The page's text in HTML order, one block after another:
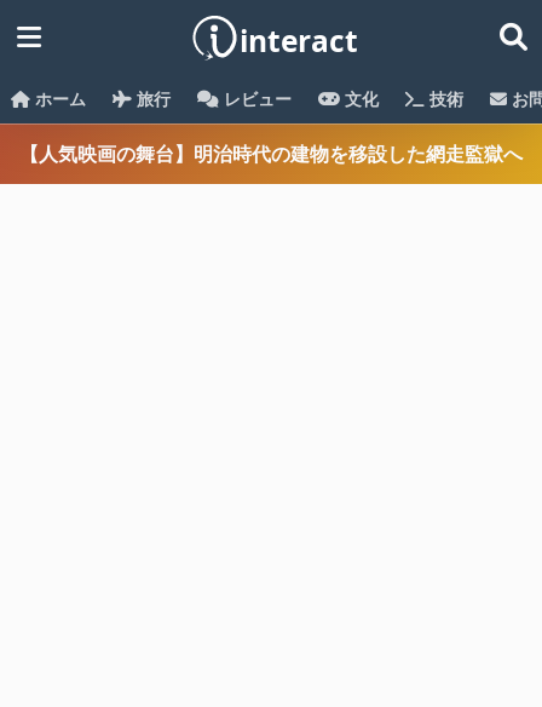
ホーム 旅行 レビュー 文化 技術 お
【人気映画の舞台】明治時代の建物を移設した網走監獄へ